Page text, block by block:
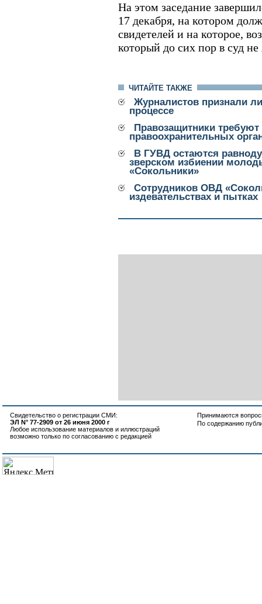
На этом заседание
17 декабря, на котором
свидетелей и на которое,
который до сих пор в суд
ЧИТАЙТЕ ТАКЖЕ
Журналистов признали
процессе
Правозащитники
правоохранительных
В ГУВД остаются
зверском избиении
«Сокольники»
Сотрудников ОВД
издевательствах и пытках
Свидетельство о регистрации СМИ:
ЭЛ N° 77-2909 от 26 июня 2000 г
Любое использование материалов и иллюстраций
возможно только по согласованию с редакцией
Принимаются
По содержанию